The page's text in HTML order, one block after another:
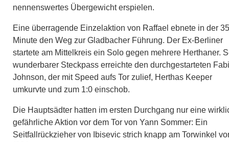
nennenswertes Übergewicht erspielen.
Eine überragende Einzelaktion von Raffael ebnete in der
Minute den Weg zur Gladbacher Führung. Der Ex-Berliner
startete am Mittelkreis ein Solo gegen mehrere Herthaner.
wunderbarer Steckpass erreichte den durchgestarteten
Johnson, der mit Speed aufs Tor zulief, Herthas Keeper
umkurvte und zum 1:0 einschob.
Die Hauptsädter hatten im ersten Durchgang nur eine
gefährliche Aktion vor dem Tor von Yann Sommer: Ein
Seitfallrückzieher von Ibisevic strich knapp am Torwinkel